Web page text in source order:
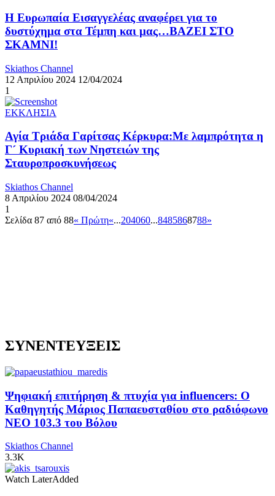
Η Ευρωπαία Εισαγγελέας αναφέρει για το
δυστύχημα στα Τέμπη και μας…ΒΑΖΕΙ ΣΤΟ
ΣΚΑΜΝΙ!
Skiathos Channel
12 Απριλίου 2024 12/04/2024
1
ΕΚΚΛΗΣΙΑ
Αγία Τριάδα Γαρίτσας Κέρκυρα:Με λαμπρότητα η
Γ´ Κυριακή των Νηστειών της
Σταυροπροσκυνήσεως
Skiathos Channel
8 Απριλίου 2024 08/04/2024
1
Σελίδα 87 από 88« Πρώτη«...204060...8485868788»
ΣΥΝΕΝΤΕΥΞΕΙΣ
Ψηφιακή επιτήρηση & πτυχία για influencers: Ο
Καθηγητής Μάριος Παπαευσταθίου στο ραδιόφωνο
NEO 103.3 του Βόλου
Skiathos Channel
3.3K
Watch LaterAdded